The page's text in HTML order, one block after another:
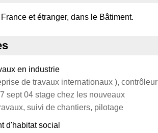
et étranger, dans le Bâtiment.
en industrie
de travaux internationaux ), contrôleur
sept 04 stage chez les nouveaux
suivi de chantiers, pilotage
d'habitat social